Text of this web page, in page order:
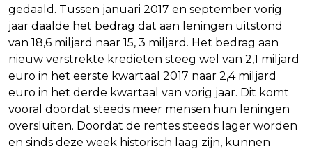
gedaald. Tussen januari 2017 en september vorig
jaar daalde het bedrag dat aan leningen uitstond
van 18,6 miljard naar 15, 3 miljard. Het bedrag aan
nieuw verstrekte kredieten steeg wel van 2,1 miljard
euro in het eerste kwartaal 2017 naar 2,4 miljard
euro in het derde kwartaal van vorig jaar. Dit komt
vooral doordat steeds meer mensen hun leningen
oversluiten. Doordat de rentes steeds lager worden
en sinds deze week historisch laag zijn, kunnen